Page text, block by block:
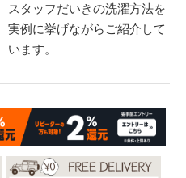
スタッフだいきの洗濯方法を
実例に挙げながらご紹介して
います。